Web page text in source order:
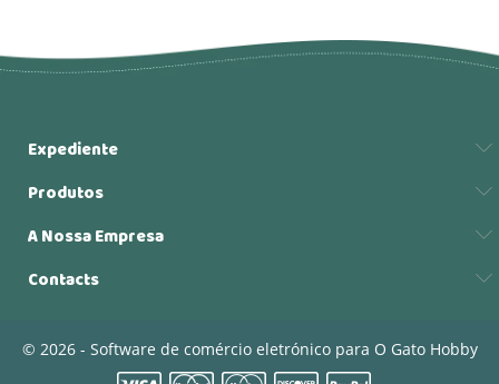
Expediente
Produtos
A Nossa Empresa
Contacts
© 2026 - Software de comércio eletrónico para O Gato Hobby